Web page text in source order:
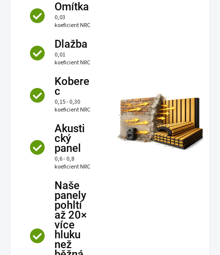
Omítka
0,03
koeficient NRC
Dlažba
0,01
koeficient NRC
Kobere
c
0,15 - 0,30
koeficient NRC
Akusti
cký
panel
0,6 - 0,8
koeficient NRC
Naše
panely
pohltí
až 20×
více
hluku
než